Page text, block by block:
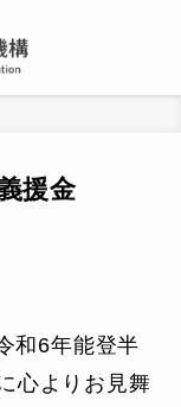
援金
和6年能登半
心よりお見舞